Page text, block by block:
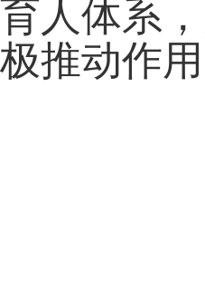
育人体系
极推动作用